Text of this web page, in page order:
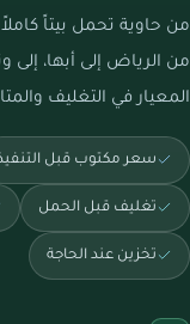
من حاوية تحمل بيتاً
من الرياض إلى أبها،
المعيار في التغليف
سعر مكتوب قبل
تغليف قبل الحمل
تخزين عند الحاجة